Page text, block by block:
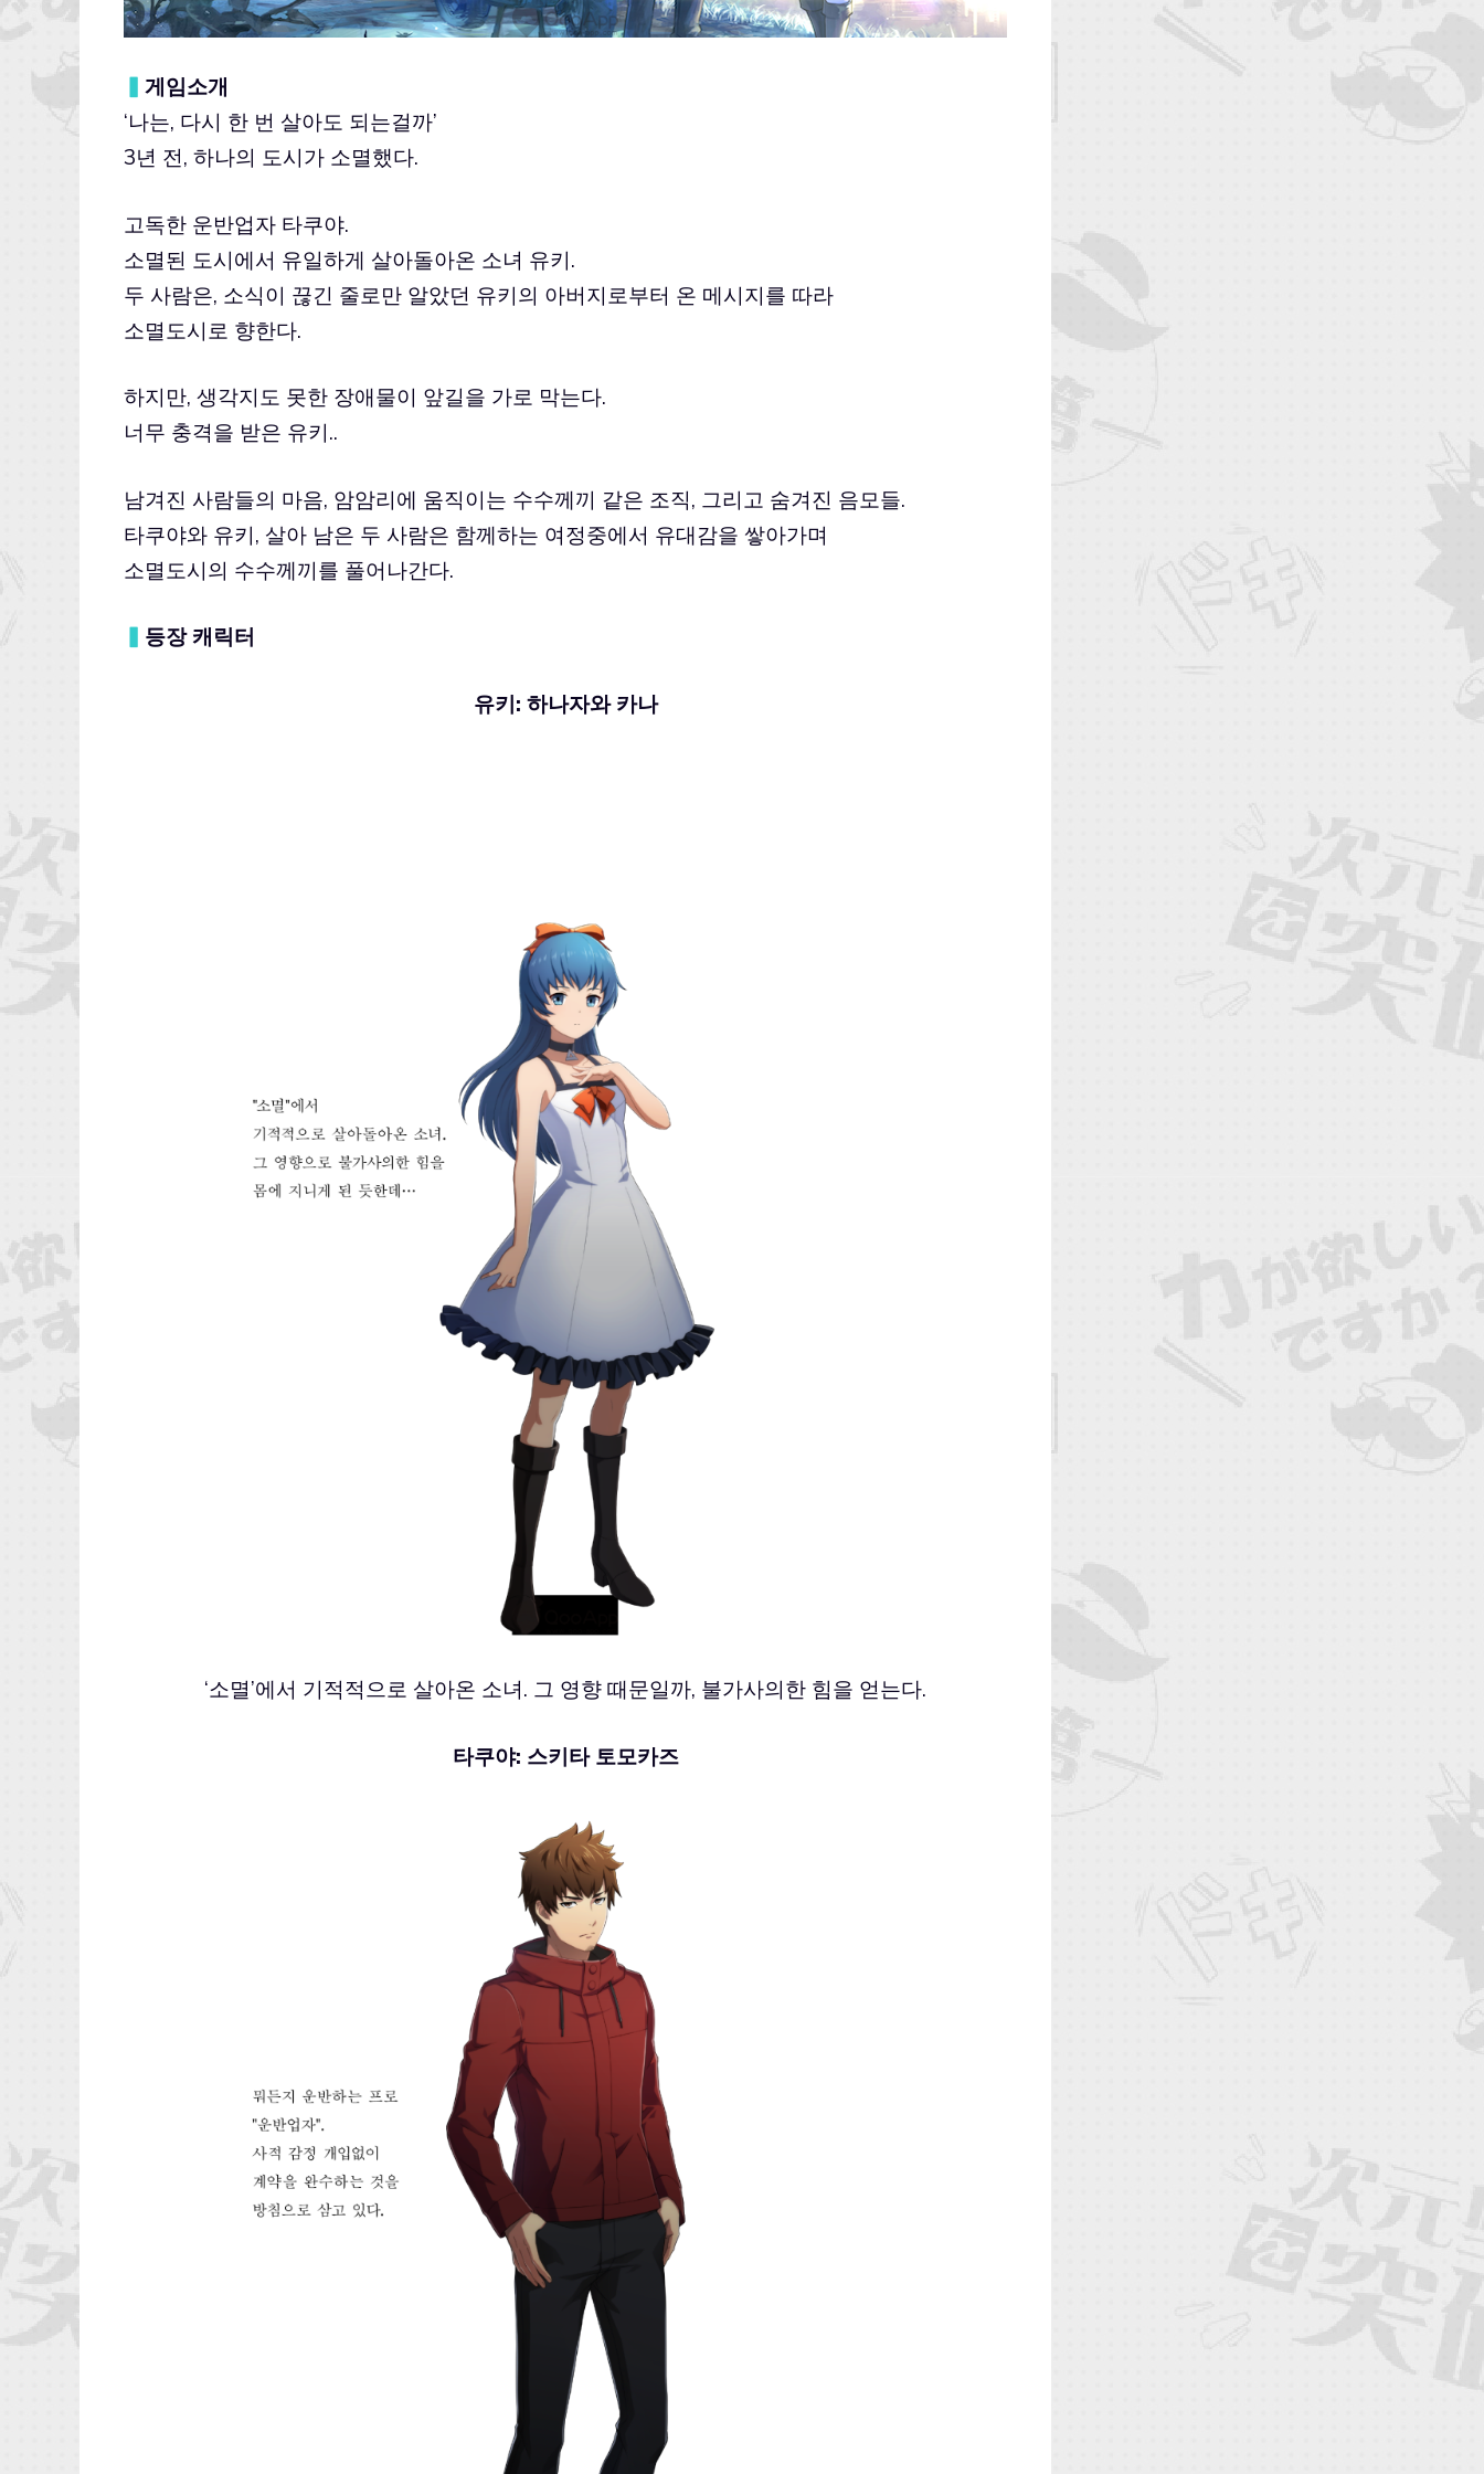
▍ 게임소개
‘나는, 다시 한 번 살아도 되는걸까’
3년 전, 하나의 도시가 소멸했다.
고독한 운반업자 타쿠야.
소멸된 도시에서 유일하게 살아돌아온 소녀 유키.
두 사람은, 소식이 끊긴 줄로만 알았던 유키의 아버지로부터 온 메시지를 따라
소멸도시로 향한다.
하지만, 생각지도 못한 장애물이 앞길을 가로 막는다.
너무 충격을 받은 유키..
남겨진 사람들의 마음, 암암리에 움직이는 수수께끼 같은 조직, 그리고 숨겨진 음모들.
타쿠야와 유키, 살아 남은 두 사람은 함께하는 여정중에서 유대감을 쌓아가며
소멸도시의 수수께끼를 풀어나간다.
▍ 등장 캐릭터
유키: 하나자와 카나
‘소멸’에서 기적적으로 살아온 소녀. 그 영향 때문일까, 불가사의한 힘을 얻는다.
타쿠야: 스키타 토모카즈